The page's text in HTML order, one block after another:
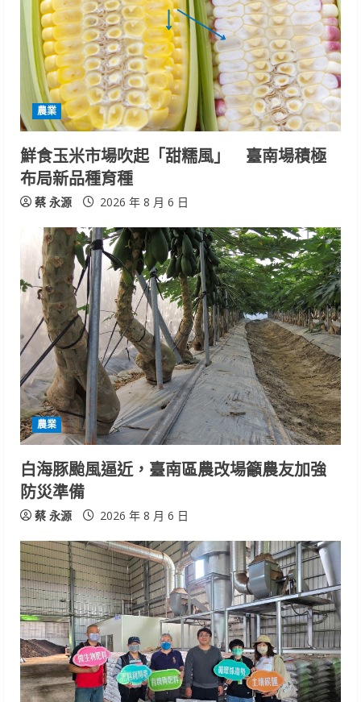
e
a
d
i
n
g
農業
鮮食玉米市場吹起「甜糯風」 臺南場積極
布局新品種育種
蔡 永源 2026 年 8 月 6 日
農業
白海豚颱風逼近，臺南區農改場籲農友加強
防災準備
蔡 永源 2026 年 8 月 6 日